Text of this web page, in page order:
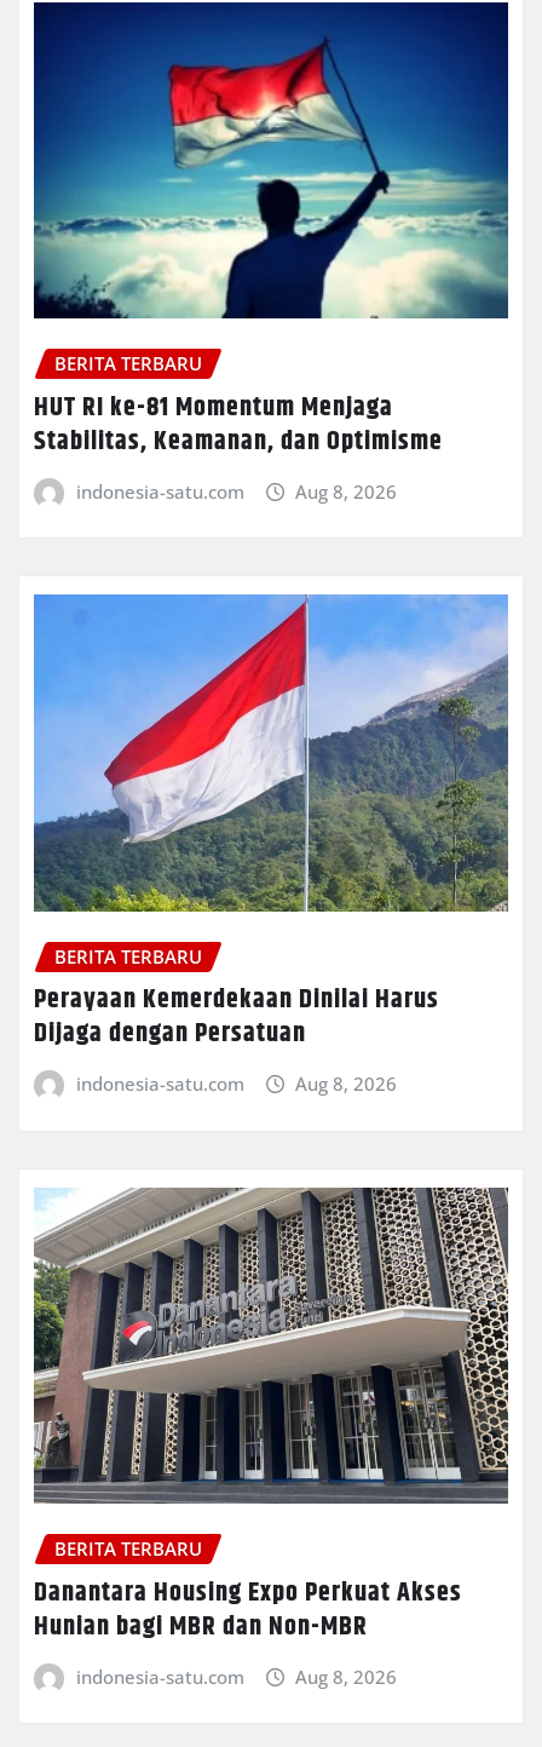
BERITA TERBARU
HUT RI ke-81 Momentum Menjaga
Stabilitas, Keamanan, dan Optimisme
indonesia-satu.com Aug 8, 2026
BERITA TERBARU
Perayaan Kemerdekaan Dinilai Harus
Dijaga dengan Persatuan
indonesia-satu.com Aug 8, 2026
BERITA TERBARU
Danantara Housing Expo Perkuat Akses
Hunian bagi MBR dan Non-MBR
indonesia-satu.com Aug 8, 2026